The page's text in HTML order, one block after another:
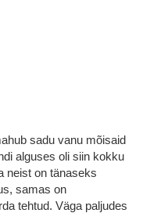
sadu vanu mõisaid
alguses oli siin kokku
neist on tänaseks
samas on
tehtud. Väga paljudes